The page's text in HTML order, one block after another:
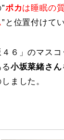
ポカは睡眠の
”と位置付けて
６」のマス
小坂菜緒さん
ました。